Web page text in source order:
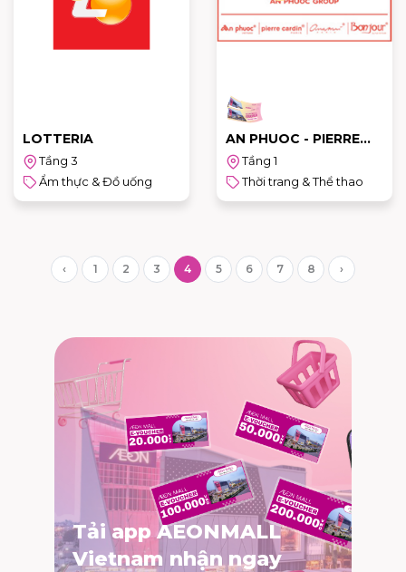
LOTTERIA
Tầng 3
Ẩm thực & Đồ uống
AN PHUOC - PIERRE
CARDIN
Tầng 1
Thời trang & Thể thao
‹ 1 2 3 4 5 6 7 8 ›
Tải app AEONMALL
Vietnam nhận ngay